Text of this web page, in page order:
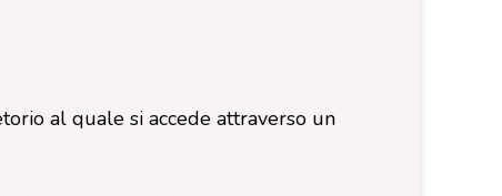
al quale si accede attraverso un